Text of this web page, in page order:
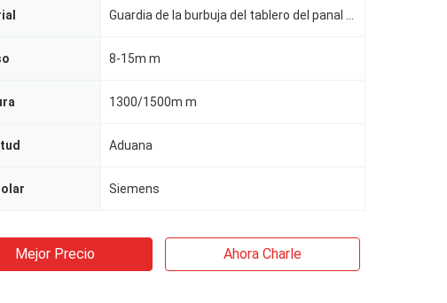
8-15m m
1300/1500m m
Aduana
Siemens
Mejor Precio Ahora Charle